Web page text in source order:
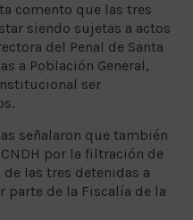
comento que las tres
siendo sujetas a actos
del Penal de Santa
a Población General,
ser
señalaron que también
por la filtración de
las tres detenidas a
parte de la Fiscalía de la